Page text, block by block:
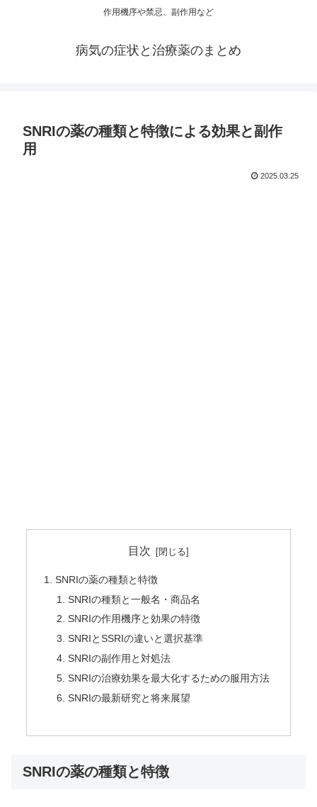
作用機序や禁忌、副作用など
病気の症状と治療薬のまとめ
SNRIの薬の種類と特徴による効果と副作
用
2025.03.25
目次
SNRIの薬の種類と特徴
SNRIの種類と一般名・商品名
SNRIの作用機序と効果の特徴
SNRIとSSRIの違いと選択基準
SNRIの副作用と対処法
SNRIの治療効果を最大化するための服用方法
SNRIの最新研究と将来展望
SNRIの薬の種類と特徴